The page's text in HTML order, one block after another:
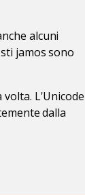
alcuni
jamos sono
L'Unicode
dalla